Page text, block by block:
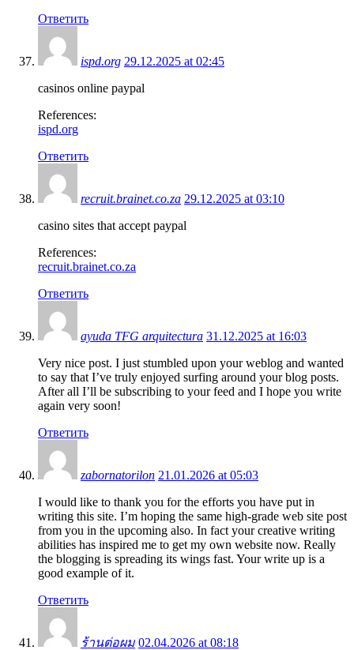
Ответить
ispd.org 29.12.2025 at 02:45
casinos online paypal
References:
ispd.org
Ответить
recruit.brainet.co.za 29.12.2025 at 03:10
casino sites that accept paypal
References:
recruit.brainet.co.za
Ответить
ayuda TFG arquitectura 31.12.2025 at 16:03
Very nice post. I just stumbled upon your weblog and wanted
to say that I’ve truly enjoyed surfing around your blog posts.
After all I’ll be subscribing to your feed and I hope you write
again very soon!
Ответить
zabornatorilon 21.01.2026 at 05:03
I would like to thank you for the efforts you have put in
writing this site. I’m hoping the same high-grade web site post
from you in the upcoming also. In fact your creative writing
abilities has inspired me to get my own website now. Really
the blogging is spreading its wings fast. Your write up is a
good example of it.
Ответить
ร้านต่อผม 02.04.2026 at 08:18